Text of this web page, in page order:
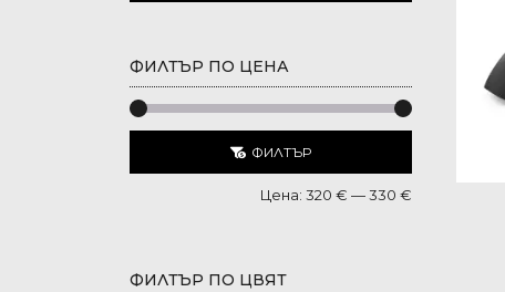
ФИЛТЪР ПО ЦЕНА
ФИЛТЪР
Цена: 320 € —330 €
ФИЛТЪР ПО ЦВЯТ